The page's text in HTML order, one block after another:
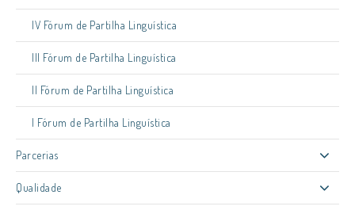
IV Fórum de Partilha Linguística
III Fórum de Partilha Linguística
II Fórum de Partilha Linguística
I Fórum de Partilha Linguística
Parcerias
Qualidade